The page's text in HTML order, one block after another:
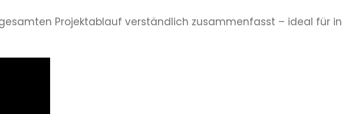
Projektablauf verständlich zusammenfasst – ideal für